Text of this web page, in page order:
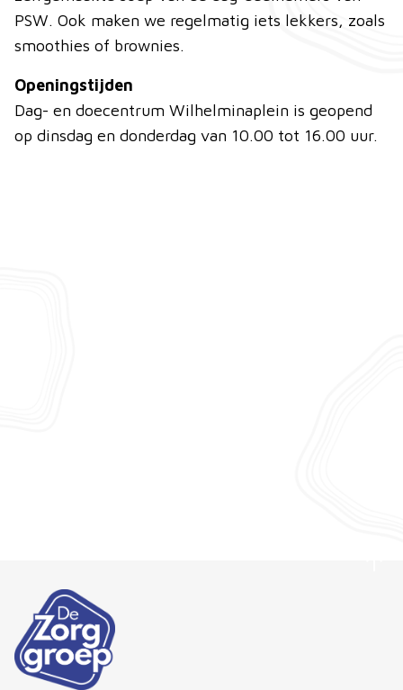
PSW. Ook maken we regelmatig iets lekkers, zoals
smoothies of brownies.
Openingstijden
Dag- en doecentrum Wilhelminaplein is geopend
op dinsdag en donderdag van 10.00 tot 16.00 uur.